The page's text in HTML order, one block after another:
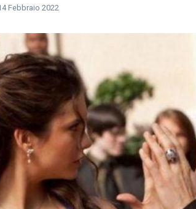
Febbraio 2022